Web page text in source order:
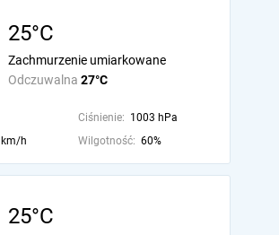
25°C
Odczuwalna 27°C
Zachmurzenie umiarkowane
Ciśnienie: 1003 hPa
h Wilgotność: 60%
25°C